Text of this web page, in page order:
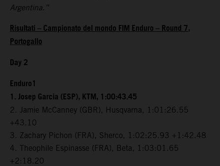
Argentina.”
Risultati – Campionato del mondo FIM Enduro – Round 7,
Portogallo
Day 2
Enduro1
1. Josep Garcia (ESP), KTM, 1:00:43.45
2. Jamie McCanney (GBR), Husqvarna, 1:01:26.55
+43.10
3. Zachary Pichon (FRA), Sherco, 1:02:25.93 +1:42.48
4. Theophile Espinasse (FRA), Beta, 1:03:01.65
+2:18.20